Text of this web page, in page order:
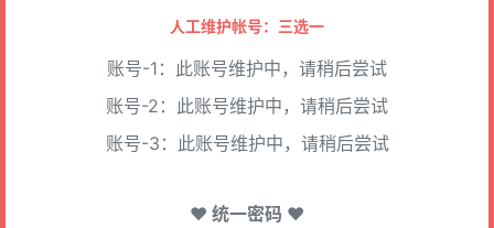
人工维护帐号：三选一
账号-1：此账号维护中，请稍后尝试
账号-2：此账号维护中，请稍后尝试
账号-3：此账号维护中，请稍后尝试
♥ 统一密码 ♥